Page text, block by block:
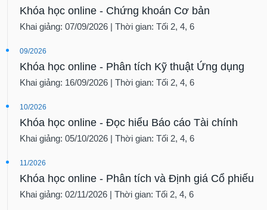
Khóa học online - Chứng khoán Cơ bản
Khai giảng: 07/09/2026 | Thời gian: Tối 2, 4, 6
09/2026
Khóa học online - Phân tích Kỹ thuật Ứng dụng
Khai giảng: 16/09/2026 | Thời gian: Tối 2, 4, 6
10/2026
Khóa học online - Đọc hiểu Báo cáo Tài chính
Khai giảng: 05/10/2026 | Thời gian: Tối 2, 4, 6
11/2026
Khóa học online - Phân tích và Định giá Cổ phiếu
Khai giảng: 02/11/2026 | Thời gian: Tối 2, 4, 6
chính
chính